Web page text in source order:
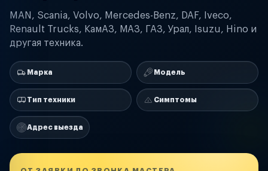
MAN, Scania, Volvo, Mercedes-Benz, DAF, Iveco,
Renault Trucks, КамАЗ, МАЗ, ГАЗ, Урал, Isuzu, Hino и
другая техника.
Марка Модель
Тип техники Симптомы
Адрес выезда